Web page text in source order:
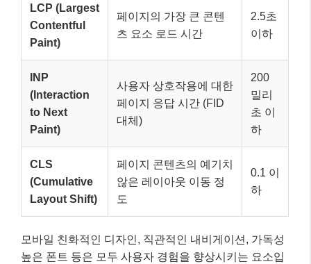
LCP (Largest
Contentful
Paint)
페이지의 가장 큰 콘텐
츠 요소 로드 시간
2.5초
이하
INP
(Interaction
to Next
Paint)
사용자 상호작용에 대한
페이지 응답 시간 (FID
대체)
200
밀리
초 이
하
CLS
(Cumulative
Layout Shift)
페이지 콘텐츠의 예기치
않은 레이아웃 이동 정
도
0.1 이
하
모바일 친화적인 디자인, 직관적인 내비게이션, 가독성
높은 폰트 등은 모두 사용자 경험을 향상시키는 요소입